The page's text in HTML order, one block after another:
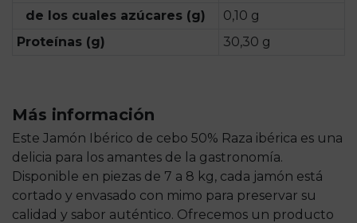
de los cuales azúcares (g)
0,10 g
Proteínas (g)
30,30 g
Más información
Este Jamón Ibérico de cebo 50% Raza ibérica es una
delicia para los amantes de la gastronomía.
Disponible en piezas de 7 a 8 kg, cada jamón está
cortado y envasado con mimo para preservar su
calidad y sabor auténtico. Ofrecemos un producto